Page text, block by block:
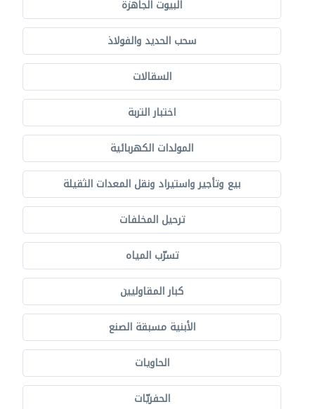
البيوت الجاهزة
سحب الحديد والفولاذ
السقالات
اختبار التربة
المولدات الكهربائية
بيع وتأجير واستيراد ونقل المعدات الثقيلة
ترحيل المخلفات
تسرّب المياه
كبار المقاوليين
الأبنية مسبقة الصنع
الحاويات
الحفريّات